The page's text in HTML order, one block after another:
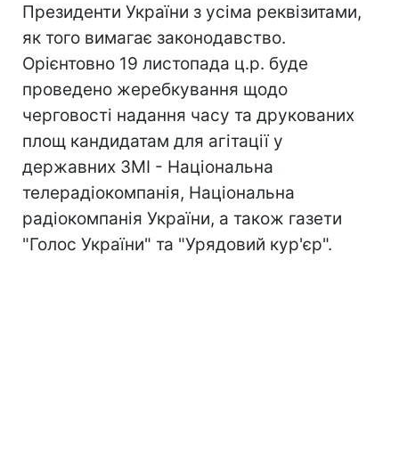
Президенти України з усіма реквізитами,
як того вимагає законодавство.
Орієнтовно 19 листопада ц.р. буде
проведено жеребкування щодо
черговості надання часу та друкованих
площ кандидатам для агітації у
державних ЗМІ - Національна
телерадіокомпанія, Національна
радіокомпанія України, а також газети
"Голос України" та "Урядовий кур'єр".